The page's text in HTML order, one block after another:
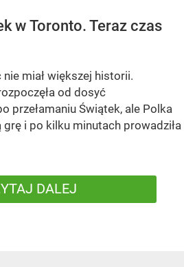
w Toronto. Teraz czas
miał większej historii.
od dosyć
przełamaniu Świątek, ale Polka
i po kilku minutach prowadziła
DALEJ